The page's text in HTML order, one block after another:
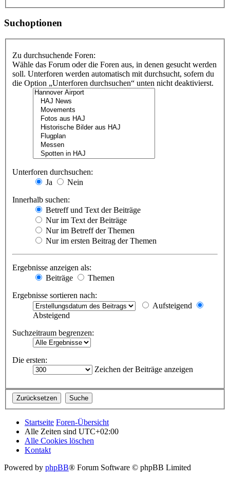
Suchoptionen
Zu durchsuchende Foren:
Wähle das Forum oder die Foren aus, in denen gesucht werden
soll. Unterforen werden automatisch mit durchsucht, sofern du
die Option „Unterforen durchsuchen“ unten nicht deaktivierst.
Unterforen durchsuchen:
Ja
Nein
Innerhalb suchen:
Betreff und Text der Beiträge
Nur im Text der Beiträge
Nur im Betreff der Themen
Nur im ersten Beitrag der Themen
Ergebnisse anzeigen als:
Beiträge
Themen
Ergebnisse sortieren nach:
Aufsteigend
Absteigend
Suchzeitraum begrenzen:
Die ersten:
Zeichen der Beiträge anzeigen
Startseite Foren-Übersicht
Alle Zeiten sind UTC+02:00
Alle Cookies löschen
Kontakt
Powered by phpBB® Forum Software © phpBB Limited